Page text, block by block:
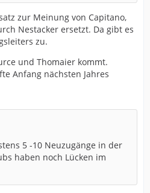
zur Meinung von Capitano,
Nestacker ersetzt. Da gibt es
zu.
und Thomaier kommt.
Anfang nächsten Jahres
5 -10 Neuzugänge in der
haben noch Lücken im